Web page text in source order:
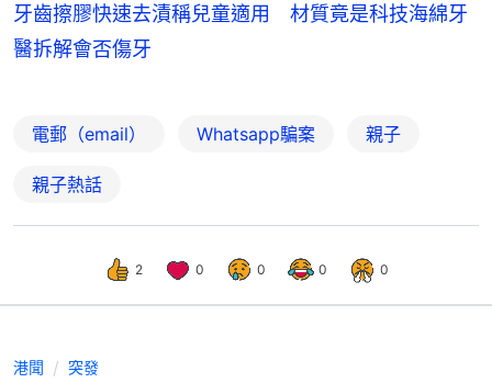
牙齒擦膠快速去漬稱兒童適用 材質竟是科技海綿牙
醫拆解會否傷牙
電郵（email） Whatsapp騙案 親子
親子熱話
2 0 0 0 0
港聞 突發